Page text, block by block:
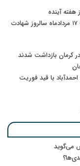
پیام رئیس کل دادگستری استان کرمان به مناسبت ۱۷ مردادماه سالروز شهادت
با قید فوریت
می‌گوید